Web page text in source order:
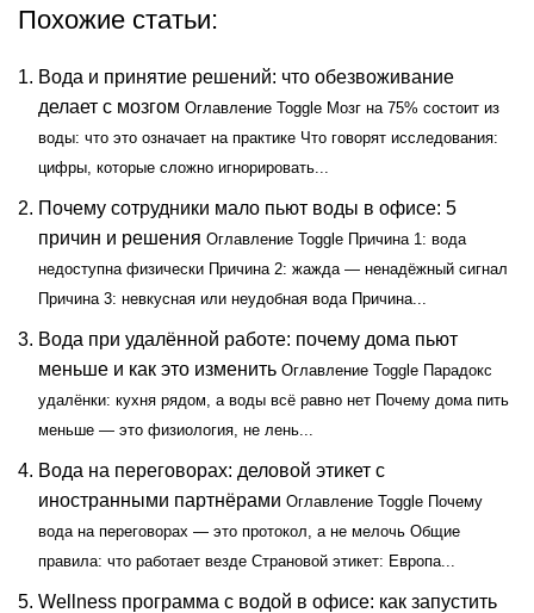
Похожие статьи:
Вода и принятие решений: что обезвоживание
делает с мозгом Оглавление Toggle Мозг на 75% состоит из
воды: что это означает на практике Что говорят исследования:
цифры, которые сложно игнорировать...
Почему сотрудники мало пьют воды в офисе: 5
причин и решения Оглавление Toggle Причина 1: вода
недоступна физически Причина 2: жажда — ненадёжный сигнал
Причина 3: невкусная или неудобная вода Причина...
Вода при удалённой работе: почему дома пьют
меньше и как это изменить Оглавление Toggle Парадокс
удалёнки: кухня рядом, а воды всё равно нет Почему дома пить
меньше — это физиология, не лень...
Вода на переговорах: деловой этикет с
иностранными партнёрами Оглавление Toggle Почему
вода на переговорах — это протокол, а не мелочь Общие
правила: что работает везде Страновой этикет: Европа...
Wellness программа с водой в офисе: как запустить